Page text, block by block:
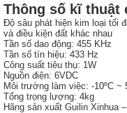
Thông số kĩ thuật
Độ sâu phát hiện kim loại tối
và điều kiện đất khác nhau
Tần số dao động: 455 KHz
Tần số tín hiệu: 433 Hz
Công suất tiêu thụ: 1W
Nguồn điện: 6VDC
Môi trường làm việc: -10ºC ~
Tổng trọng lượng: 4kg
Hãng sản xuất Guilin Xinhua